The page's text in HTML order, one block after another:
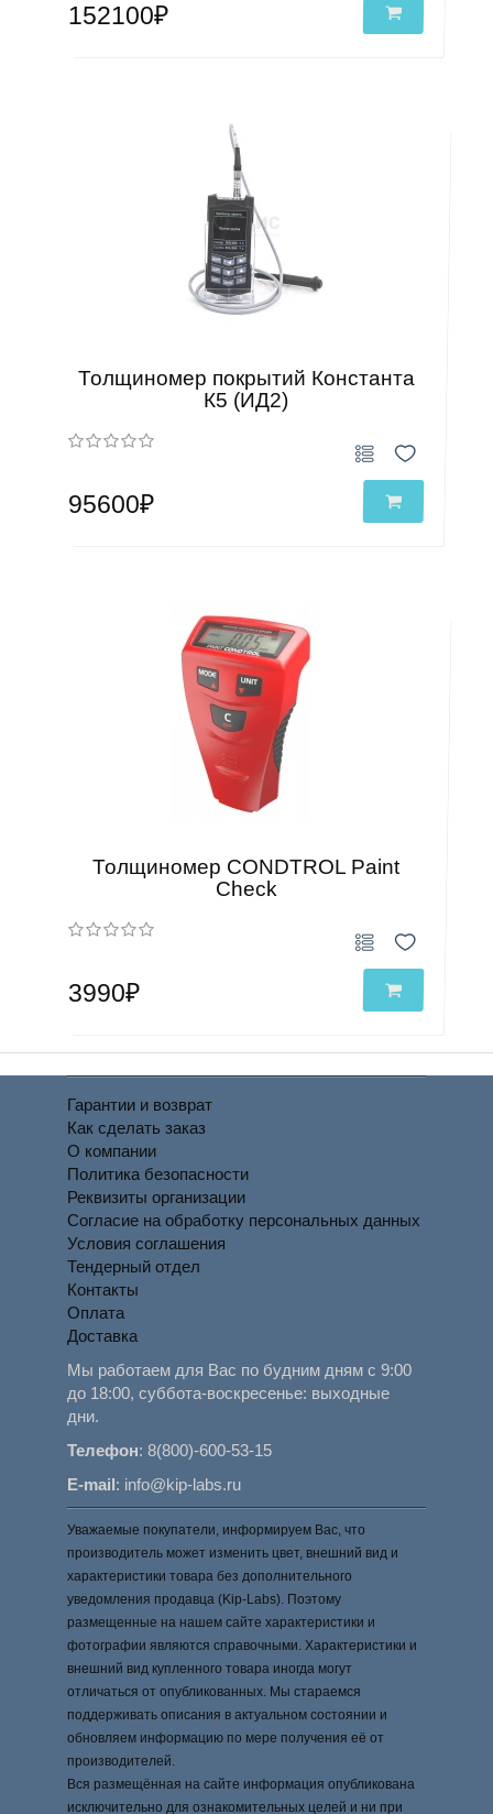
152100₽
Толщиномер покрытий Константа
К5 (ИД2)
95600₽
Толщиномер CONDTROL Paint
Сheck
3990₽
Гарантии и возврат
Как сделать заказ
О компании
Политика безопасности
Реквизиты организации
Согласие на обработку персональных данных
Условия соглашения
Тендерный отдел
Контакты
Оплата
Доставка
Мы работаем для Вас по будним дням с 9:00
до 18:00, суббота-воскресенье: выходные
дни.
Телефон:8(800)-600-53-15
E-mail: info@kip-labs.ru
Уважаемые покупатели, информируем Вас, что
производитель может изменить цвет, внешний вид и
характеристики товара без дополнительного
уведомления продавца (Kip-Labs). Поэтому
размещенные на нашем сайте характеристики и
фотографии являются справочными. Характеристики и
внешний вид купленного товара иногда могут
отличаться от опубликованных. Мы стараемся
поддерживать описания в актуальном состоянии и
обновляем информацию по мере получения её от
производителей.
Вся размещённая на сайте информация опубликована
исключительно для ознакомительных целей и ни при